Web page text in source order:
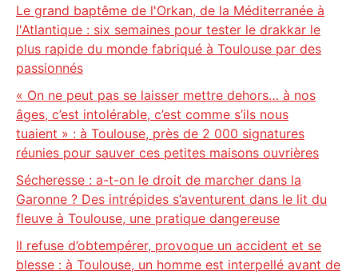
Le grand baptême de l'Orkan, de la Méditerranée à
l'Atlantique : six semaines pour tester le drakkar le
plus rapide du monde fabriqué à Toulouse par des
passionnés
« On ne peut pas se laisser mettre dehors… à nos
âges, c’est intolérable, c’est comme s’ils nous
tuaient » : à Toulouse, près de 2 000 signatures
réunies pour sauver ces petites maisons ouvrières
Sécheresse : a-t-on le droit de marcher dans la
Garonne ? Des intrépides s’aventurent dans le lit du
fleuve à Toulouse, une pratique dangereuse
Il refuse d’obtempérer, provoque un accident et se
blesse : à Toulouse, un homme est interpellé avant de